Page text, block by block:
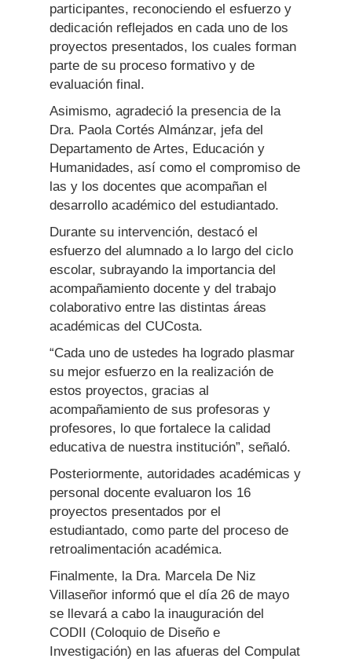
participantes, reconociendo el esfuerzo y
dedicación reflejados en cada uno de los
proyectos presentados, los cuales forman
parte de su proceso formativo y de
evaluación final.
Asimismo, agradeció la presencia de la
Dra. Paola Cortés Almánzar, jefa del
Departamento de Artes, Educación y
Humanidades, así como el compromiso de
las y los docentes que acompañan el
desarrollo académico del estudiantado.
Durante su intervención, destacó el
esfuerzo del alumnado a lo largo del ciclo
escolar, subrayando la importancia del
acompañamiento docente y del trabajo
colaborativo entre las distintas áreas
académicas del CUCosta.
“Cada uno de ustedes ha logrado plasmar
su mejor esfuerzo en la realización de
estos proyectos, gracias al
acompañamiento de sus profesoras y
profesores, lo que fortalece la calidad
educativa de nuestra institución”, señaló.
Posteriormente, autoridades académicas y
personal docente evaluaron los 16
proyectos presentados por el
estudiantado, como parte del proceso de
retroalimentación académica.
Finalmente, la Dra. Marcela De Niz
Villaseñor informó que el día 26 de mayo
se llevará a cabo la inauguración del
CODII (Coloquio de Diseño e
Investigación) en las afueras del Compulat